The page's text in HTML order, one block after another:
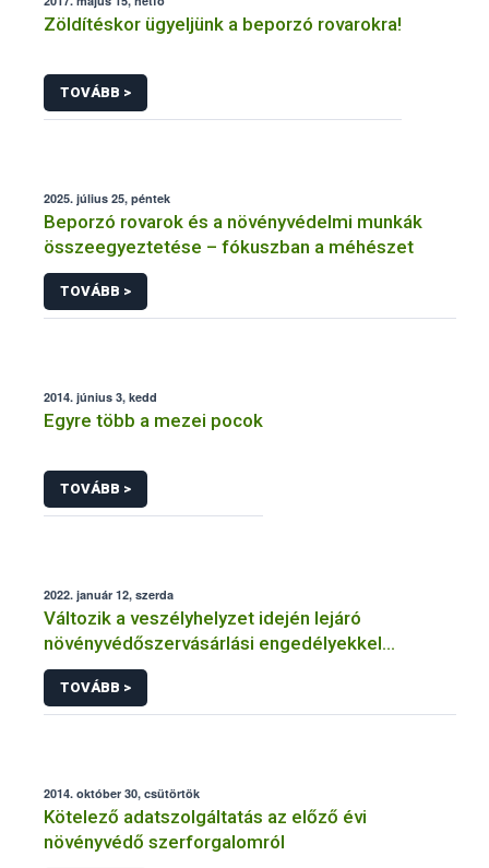
Zöldítéskor ügyeljünk a beporzó rovarokra!
TOVÁBB >
2025. július 25, péntek
Beporzó rovarok és a növényvédelmi munkák
összeegyeztetése – fókuszban a méhészet
TOVÁBB >
2014. június 3, kedd
Egyre több a mezei pocok
TOVÁBB >
2022. január 12, szerda
Változik a veszélyhelyzet idején lejáró
növényvédőszervásárlási engedélyekkel
kapcsolatos szabályozás
TOVÁBB >
2014. október 30, csütörtök
Kötelező adatszolgáltatás az előző évi
növényvédő szerforgalomról